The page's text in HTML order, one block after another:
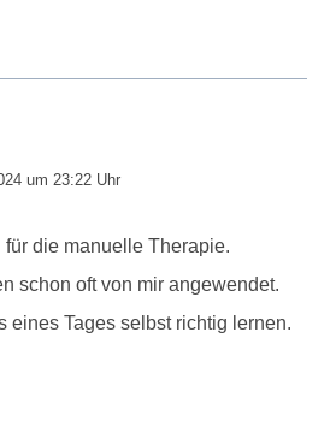
um 23:22 Uhr
für die manuelle Therapie.
schon oft von mir angewendet.
eines Tages selbst richtig lernen.